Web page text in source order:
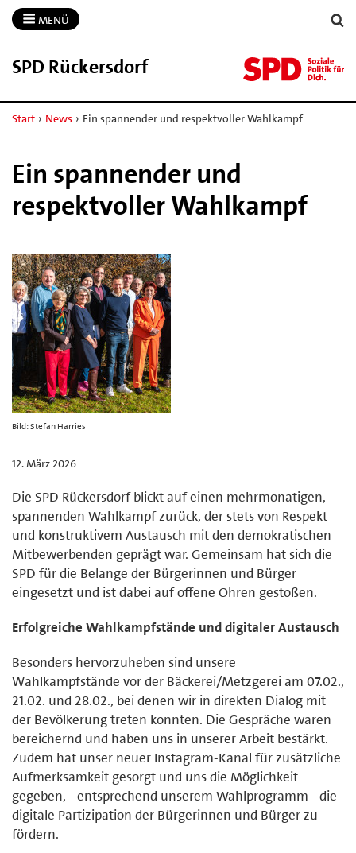
MENÜ
SPD Rückersdorf
Start › News › Ein spannender und respektvoller Wahlkampf
Ein spannender und
respektvoller Wahlkampf
Bild: Stefan Harries
12. März 2026
Die SPD Rückersdorf blickt auf einen mehrmonatigen,
spannenden Wahlkampf zurück, der stets von Respekt
und konstruktivem Austausch mit den demokratischen
Mitbewerbenden geprägt war. Gemeinsam hat sich die
SPD für die Belange der Bürgerinnen und Bürger
eingesetzt und ist dabei auf offene Ohren gestoßen.
Erfolgreiche Wahlkampfstände und digitaler Austausch
Besonders hervorzuheben sind unsere
Wahlkampfstände vor der Bäckerei/Metzgerei am 07.02.,
21.02. und 28.02., bei denen wir in direkten Dialog mit
der Bevölkerung treten konnten. Die Gespräche waren
bereichernd und haben uns in unserer Arbeit bestärkt.
Zudem hat unser neuer Instagram-Kanal für zusätzliche
Aufmerksamkeit gesorgt und uns die Möglichkeit
gegeben, - entsprechend unserem Wahlprogramm - die
digitale Partizipation der Bürgerinnen und Bürger zu
fördern.